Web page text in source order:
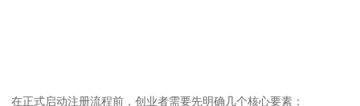
在正式启动注册流程前，创业者需要先明确几个核心要素：